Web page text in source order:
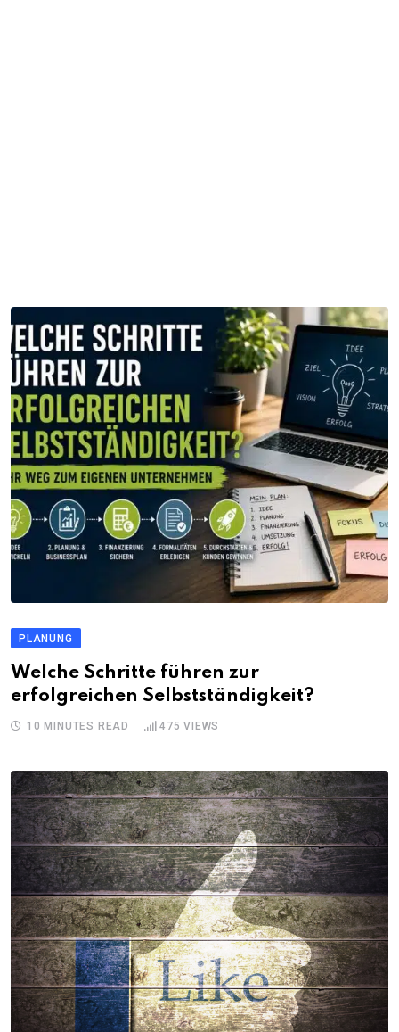
PLANUNG
Welche Schritte führen zur
erfolgreichen Selbstständigkeit?
10 MINUTES READ 475 VIEWS